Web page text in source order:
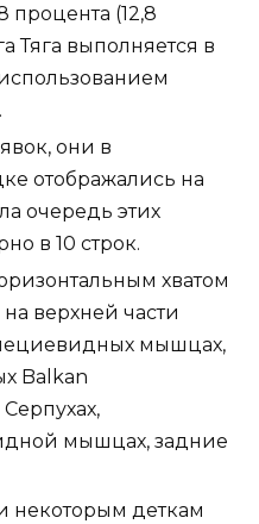
процента (12,8
Тяга выполняется в
они в
отображались на
очередь этих
в 10 строк.
хватом
верхней части
мышцах,
Balkan
мышцах, задние
некоторым деткам